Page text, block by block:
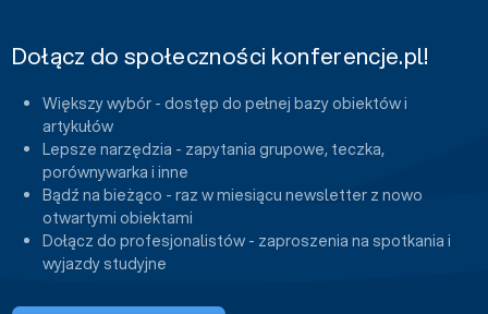
Dołącz do społeczności konferencje.pl!
Większy wybór - dostęp do pełnej bazy obiektów i
artykułów
Lepsze narzędzia - zapytania grupowe, teczka,
porównywarka i inne
Bądź na bieżąco - raz w miesiącu newsletter z nowo
otwartymi obiektami
Dołącz do profesjonalistów - zaproszenia na spotkania i
wyjazdy studyjne